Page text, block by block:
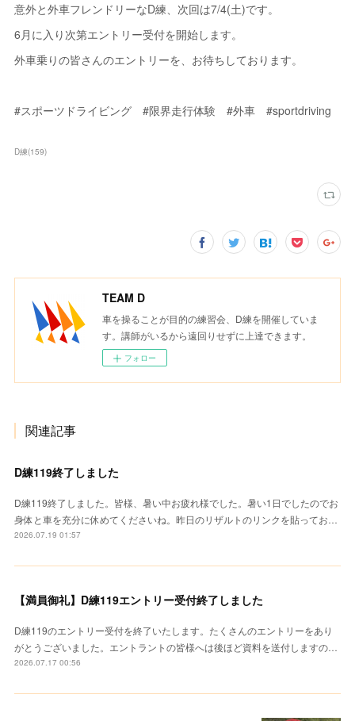
意外と外車フレンドリーなD練、次回は7/4(土)です。
6月に入り次第エントリー受付を開始します。
外車乗りの皆さんのエントリーを、お待ちしております。
#スポーツドライビング #限界走行体験 #外車 #sportdriving
D練(159)
TEAM D
車を操ることが目的の練習会、D練を開催していま
す。講師がいるから遠回りせずに上達できます。
フォロー
関連記事
D練119終了しました
D練119終了しました。皆様、暑い中お疲れ様でした。暑い1日でしたのでお
身体と車を充分に休めてくださいね。昨日のリザルトのリンクを貼ってお…
2026.07.19 01:57
【満員御礼】D練119エントリー受付終了しました
D練119のエントリー受付を終了いたします。たくさんのエントリーをあり
がとうございました。エントラントの皆様へは後ほど資料を送付しますの…
2026.07.17 00:56